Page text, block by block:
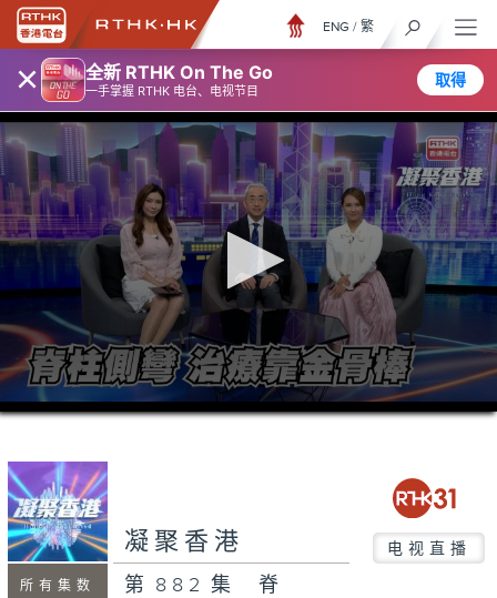
× 全新 RTHK On The Go
一手掌握 RTHK 电台、电视节目
取得
ENG / 繁
0
seconds
minutes,
6
seconds
所有集数
凝聚香港 电视直播
第882集 脊